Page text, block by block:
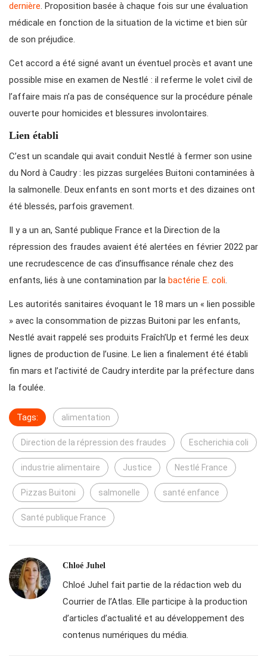
dernière. Proposition basée à chaque fois sur une évaluation
médicale en fonction de la situation de la victime et bien sûr
de son préjudice.
Cet accord a été signé avant un éventuel procès et avant une
possible mise en examen de Nestlé : il referme le volet civil de
l’affaire mais n’a pas de conséquence sur la procédure pénale
ouverte pour homicides et blessures involontaires.
Lien établi
C’est un scandale qui avait conduit Nestlé à fermer son usine
du Nord à Caudry : les pizzas surgelées Buitoni contaminées à
la salmonelle. Deux enfants en sont morts et des dizaines ont
été blessés, parfois gravement.
Il y a un an, Santé publique France et la Direction de la
répression des fraudes avaient été alertées en février 2022 par
une recrudescence de cas d’insuffisance rénale chez des
enfants, liés à une contamination par la bactérie E. coli.
Les autorités sanitaires évoquant le 18 mars un « lien possible
» avec la consommation de pizzas Buitoni par les enfants,
Nestlé avait rappelé ses produits Fraîch’Up et fermé les deux
lignes de production de l’usine. Le lien a finalement été établi
fin mars et l’activité de Caudry interdite par la préfecture dans
la foulée.
Tags: alimentation
Direction de la répression des fraudes Escherichia coli
industrie alimentaire Justice Nestlé France
Pizzas Buitoni salmonelle santé enfance
Santé publique France
Chloé Juhel
Chloé Juhel fait partie de la rédaction web du
Courrier de l’Atlas. Elle participe à la production
d’articles d’actualité et au développement des
contenus numériques du média.